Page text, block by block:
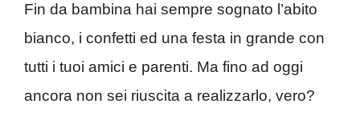
Fin da bambina hai sempre sognato l’abito
bianco, i confetti ed una festa in grande con
tutti i tuoi amici e parenti. Ma fino ad oggi
ancora non sei riuscita a realizzarlo, vero?